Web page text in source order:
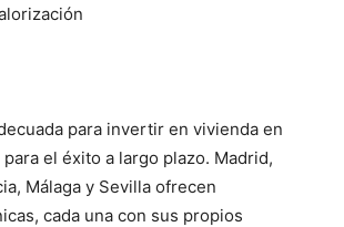
para invertir en vivienda en
el éxito a largo plazo. Madrid,
Málaga y Sevilla ofrecen
cada una con sus propios